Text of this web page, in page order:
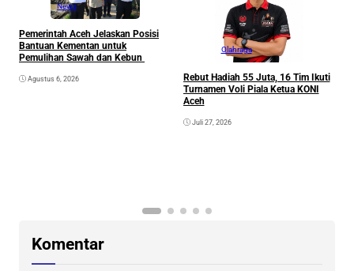
News
Pemerintah Aceh Jelaskan Posisi
Bantuan Kementan untuk
Pemulihan Sawah dan Kebun
Agustus 6, 2026
Olahraga
Rebut Hadiah 55 Juta, 16 Tim Ikuti
Turnamen Voli Piala Ketua KONI
Aceh
Juli 27, 2026
Komentar